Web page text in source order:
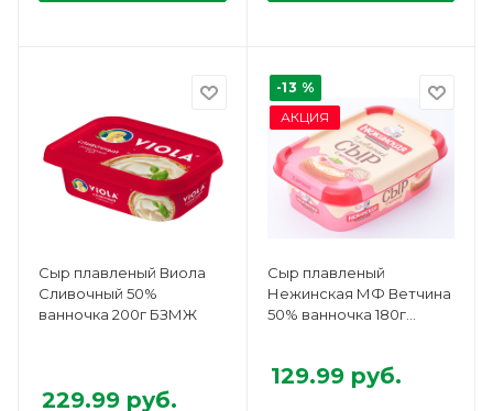
Сыр плавленый Виола
Сливочный 50%
ванночка 200г БЗМЖ
229.99 руб.
-13 %
АКЦИЯ
Сыр плавленый
Нежинская МФ Ветчина
50% ванночка 180г
129.99руб.